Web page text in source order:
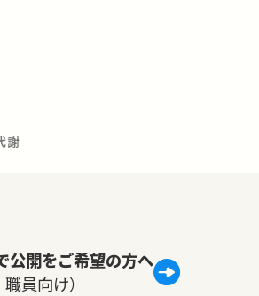
謝
開をご希望の方へ
員向け）